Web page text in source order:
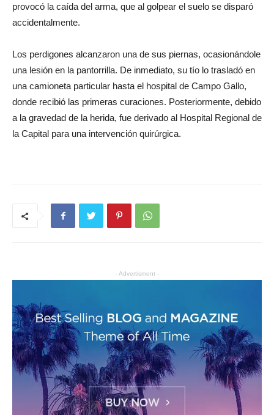
provocó la caída del arma, que al golpear el suelo se disparó
accidentalmente.
Los perdigones alcanzaron una de sus piernas, ocasionándole
una lesión en la pantorrilla. De inmediato, su tío lo trasladó en
una camioneta particular hasta el hospital de Campo Gallo,
donde recibió las primeras curaciones. Posteriormente, debido
a la gravedad de la herida, fue derivado al Hospital Regional de
la Capital para una intervención quirúrgica.
- Advertisment -